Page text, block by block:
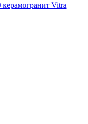
Vitra